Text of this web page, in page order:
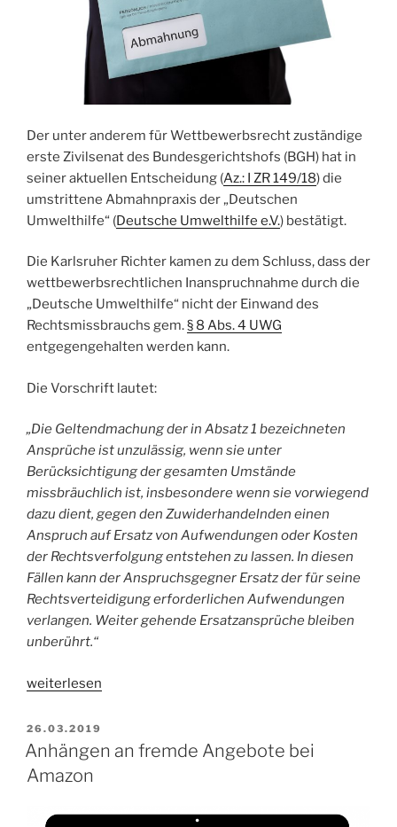
Der unter anderem für Wettbewerbsrecht zuständige
erste Zivilsenat des Bundesgerichtshofs (BGH) hat in
seiner aktuellen Entscheidung (Az.: I ZR 149/18) die
umstrittene Abmahnpraxis der „Deutschen
Umwelthilfe“ (Deutsche Umwelthilfe e.V.) bestätigt.
Die Karlsruher Richter kamen zu dem Schluss, dass der
wettbewerbsrechtlichen Inanspruchnahme durch die
„Deutsche Umwelthilfe“ nicht der Einwand des
Rechtsmissbrauchs gem.§ 8 Abs. 4 UWG
entgegengehalten werden kann.
Die Vorschrift lautet:
„Die Geltendmachung der in Absatz 1 bezeichneten
Ansprüche ist unzulässig, wenn sie unter
Berücksichtigung der gesamten Umstände
missbräuchlich ist, insbesondere wenn sie vorwiegend
dazu dient, gegen den Zuwiderhandelnden einen
Anspruch auf Ersatz von Aufwendungen oder Kosten
der Rechtsverfolgung entstehen zu lassen. In diesen
Fällen kann der Anspruchsgegner Ersatz der für seine
Rechtsverteidigung erforderlichen Aufwendungen
verlangen. Weiter gehende Ersatzansprüche bleiben
unberührt.“
„„Deutsche
obsiegt
–
„Rechtsmissbrauch“
zahnloser
weiterlesen
VERÖFFENTLICHT
AM
26.03.2019
Anhängen an fremde Angebote bei
Amazon